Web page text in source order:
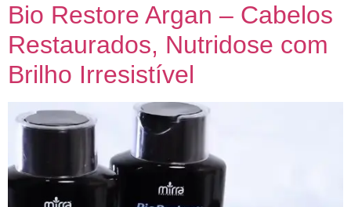
Bio Restore Argan – Cabelos
Restaurados, Nutridose com
Brilho Irresistível